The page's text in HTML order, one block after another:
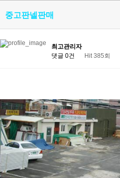
중고판넬판매
최고관리자
댓글 0건
Hit 385회